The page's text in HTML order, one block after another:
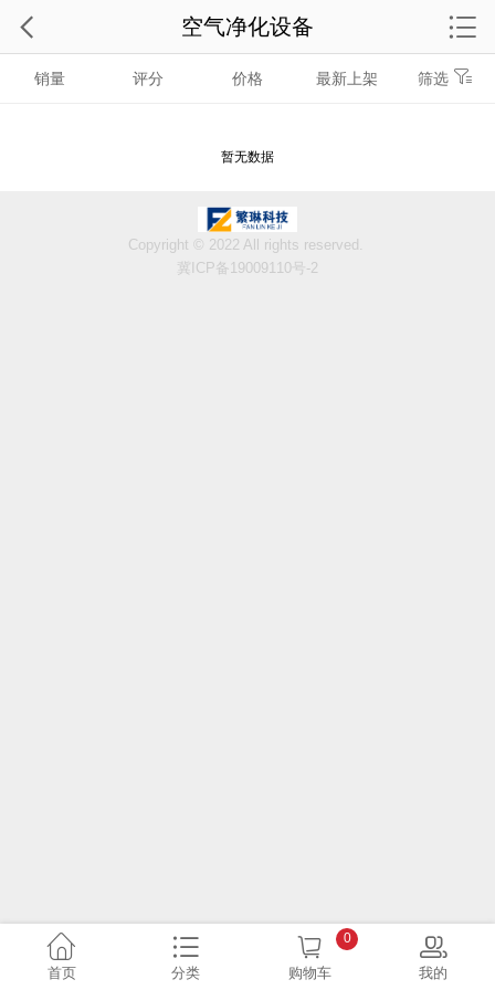
销量 评分 价格 最新上架 筛选
暂无数据
空气净化设备
Copyright © 2022 All rights reserved.
冀ICP备19009110号-2
首页 分类 购物车
0
我的